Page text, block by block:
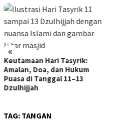
«
Penetapan Idul Adha 2026: PPI
Ulul Albab Laksanakan Shalat
Ied pada Rabu, 27 Mei 2026
TAG: TANGAN